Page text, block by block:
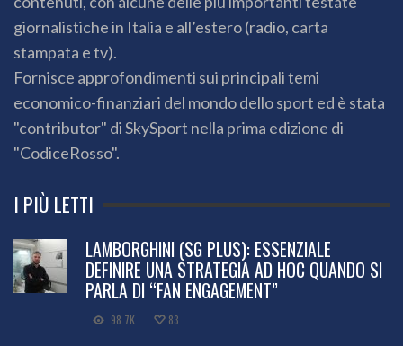
giornalistiche in Italia e all’estero (radio, carta
stampata e tv).
Fornisce approfondimenti sui principali temi
economico-finanziari del mondo dello sport ed è stata
"contributor" di SkySport nella prima edizione di
"CodiceRosso".
I PIÙ LETTI
LAMBORGHINI (SG PLUS): ESSENZIALE
DEFINIRE UNA STRATEGIA AD HOC QUANDO SI
PARLA DI “FAN ENGAGEMENT”
98.7K 83